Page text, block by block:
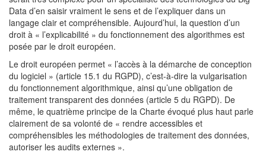
Data d’en saisir vraiment le sens et de l’expliquer dans un
langage clair et compréhensible. Aujourd’hui, la question d’un
droit à « l’explicabilité » du fonctionnement des algorithmes est
posée par le droit européen.
Le droit européen permet « l’accès à la démarche de conception
du logiciel » (article 15.1 du RGPD), c’est-à-dire la vulgarisation
du fonctionnement algorithmique, ainsi qu’une obligation de
traitement transparent des données (article 5 du RGPD). De
même, le quatrième principe de la Charte évoqué plus haut parle
clairement de sa volonté de « rendre accessibles et
compréhensibles les méthodologies de traitement des données,
autoriser les audits externes ».